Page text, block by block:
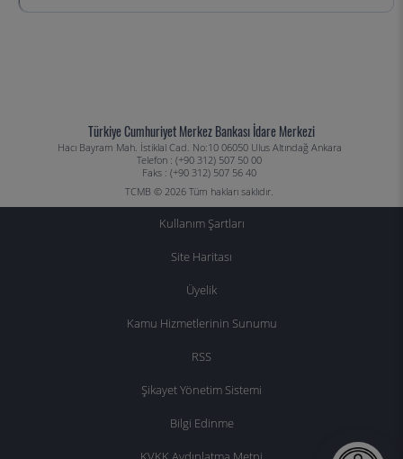
Türkiye Cumhuriyet Merkez Bankası İdare Merkezi
Hacı Bayram Mah. İstiklal Cad. No:10 06050 Ulus Altındağ Ankara
Telefon : (+90 312) 507 50 00
Faks : (+90 312) 507 56 40
TCMB © 2026 Tüm hakları saklıdır.
Kullanım Şartları
Site Haritası
Üyelik
Kamu Hizmetlerinin Sunumu
RSS
Şikayet Yönetim Sistemi
Bilgi Edinme